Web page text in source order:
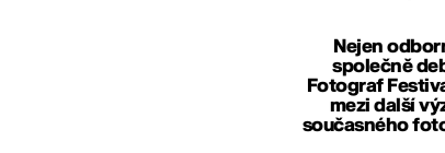
Nejen
společně
Fotograf
mezi další
současného